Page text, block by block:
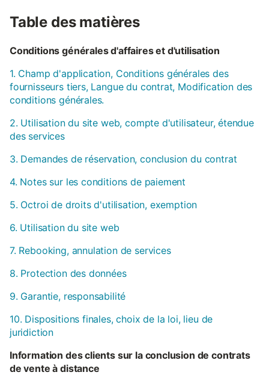
Table des matières
Conditions générales d'affaires et d'utilisation
1. Champ d'application, Conditions générales des
fournisseurs tiers, Langue du contrat, Modification des
conditions générales.
2. Utilisation du site web, compte d'utilisateur, étendue
des services
3. Demandes de réservation, conclusion du contrat
4. Notes sur les conditions de paiement
5. Octroi de droits d'utilisation, exemption
6. Utilisation du site web
7. Rebooking, annulation de services
8. Protection des données
9. Garantie, responsabilité
10. Dispositions finales, choix de la loi, lieu de
juridiction
Information des clients sur la conclusion de contrats
de vente à distance